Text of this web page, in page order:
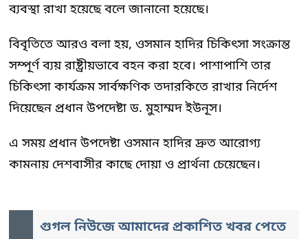
ব্যবস্থা রাখা হয়েছে বলে জানানো হয়েছে।
বিবৃতিতে আরও বলা হয়, ওসমান হাদির চিকিৎসা সংক্রান্ত
সম্পূর্ণ ব্যয় রাষ্ট্রীয়ভাবে বহন করা হবে। পাশাপাশি তার
চিকিৎসা কার্যক্রম সার্বক্ষণিক তদারকিতে রাখার নির্দেশ
দিয়েছেন প্রধান উপদেষ্টা ড. মুহাম্মদ ইউনূস।
এ সময় প্রধান উপদেষ্টা ওসমান হাদির দ্রুত আরোগ্য
কামনায় দেশবাসীর কাছে দোয়া ও প্রার্থনা চেয়েছেন।
গুগল নিউজে আমাদের প্রকাশিত খবর পেতে